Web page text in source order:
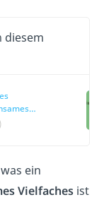
diesem
einfach
ein
Vielfaches ist